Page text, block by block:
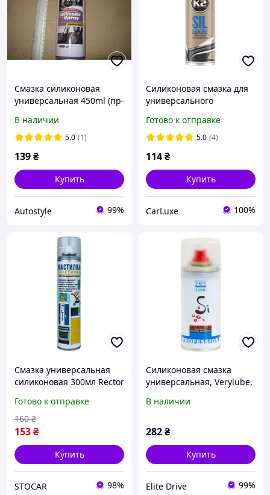
Смазка силиконовая
универсальная 450ml (пр-
В наличии
5.0 (1)
139₴
Купить
Autostyle 99%
Силиконовая смазка для
универсального
Готово к отправке
5.0 (4)
114₴
Купить
CarLuxe 100%
Смазка универсальная
силиконовая 300мл Rector
Готово к отправке
153₴
160 ₴
Купить
STOCAR 98%
Силиконовая смазка
универсальная, Verylube,
баллон 405 мл),
В наличии
282₴
Купить
Elite Drive 99%